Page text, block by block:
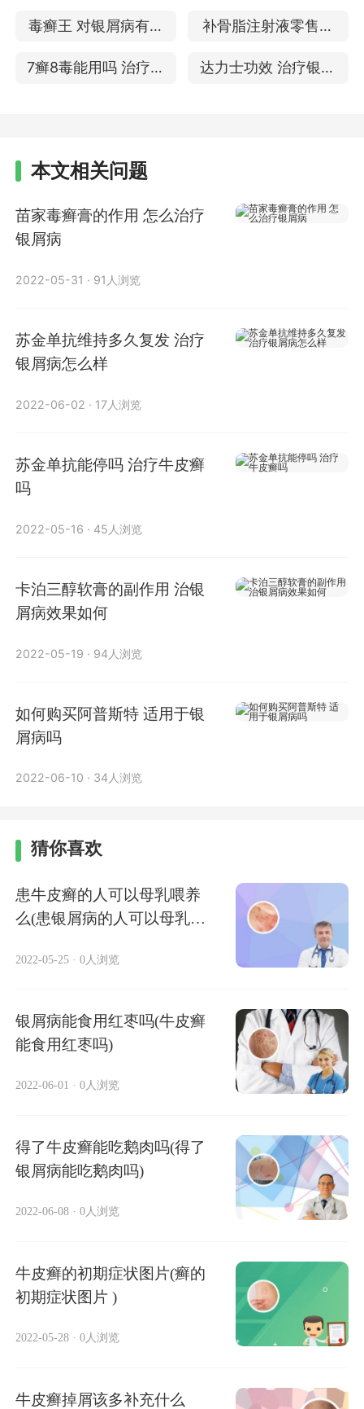
用吗 银屑病的效果
毒癣王 对银屑病有效
果吗
补骨脂注射液零售价
治疗银屑病的效果
7癣8毒能用吗 治疗银
达力士功效 治疗银屑
本文相关问题
苗家毒癣膏的作用 怎么治疗
银屑病
2022-05-31 · 91人浏览
苏金单抗维持多久复发 治疗
银屑病怎么样
2022-06-02 · 17人浏览
苏金单抗能停吗 治疗牛皮癣
吗
2022-05-16 · 45人浏览
卡泊三醇软膏的副作用 治银
屑病效果如何
2022-05-19 · 94人浏览
如何购买阿普斯特 适用于银
屑病吗
2022-06-10 · 34人浏览
猜你喜欢
患牛皮癣的人可以母乳喂养
么(患银屑病的人可以母乳喂
2022-05-25 · 0人浏览
银屑病能食用红枣吗(牛皮癣
能食用红枣吗)
2022-06-01 · 0人浏览
得了牛皮癣能吃鹅肉吗(得了
银屑病能吃鹅肉吗)
2022-06-08 · 0人浏览
牛皮癣的初期症状图片(癣的
初期症状图片 )
2022-05-28 · 0人浏览
牛皮癣掉屑该多补充什么